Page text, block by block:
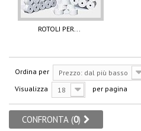
ROTOLI PER...
Ordina per
Prezzo: dal più basso
Visualizza
18 per pagina
CONFRONTA (0)